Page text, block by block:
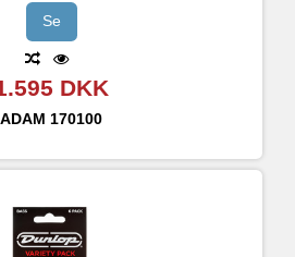
Se
DKK
ADAM 170100